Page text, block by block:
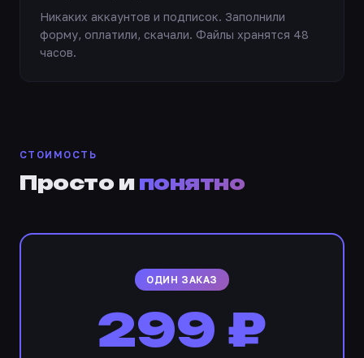
Никаких аккаунтов и подписок. Заполнили
форму, оплатили, скачали. Файлы хранятся 48
часов.
СТОИМОСТЬ
Просто и понятно
ОДИН ЗАКАЗ
299 ₽